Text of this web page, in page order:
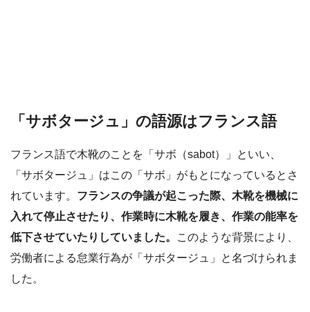
「サボタージュ」の語源はフランス語
フランス語で木靴のことを「サボ（sabot）」といい、
「サボタージュ」はこの「サボ」がもとになっているとさ
れています。 フランスの争議が起こった際、木靴を機械に
入れて停止させたり、作業時に木靴を履き、作業の能率を
低下させていたりしていました。
このような背景により、
労働者による怠業行為が「サボタージュ」と名づけられま
した。